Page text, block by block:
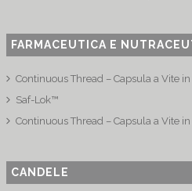
FARMACEUTICA E
Continuous Thread – Capsula a Vite
Saf-Lok™
Continuous Thread – Capsula a Vite
CANDELE